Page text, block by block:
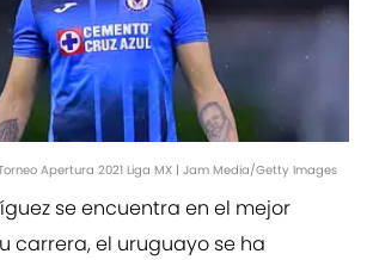
Apertura 2021 Liga MX | Jam Media/Getty Images
se encuentra en el mejor
carrera, el uruguayo se ha